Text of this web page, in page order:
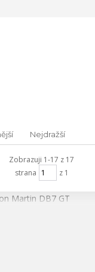
Nejdražší
Zobrazuji 1-17 z 17
strana
z 1